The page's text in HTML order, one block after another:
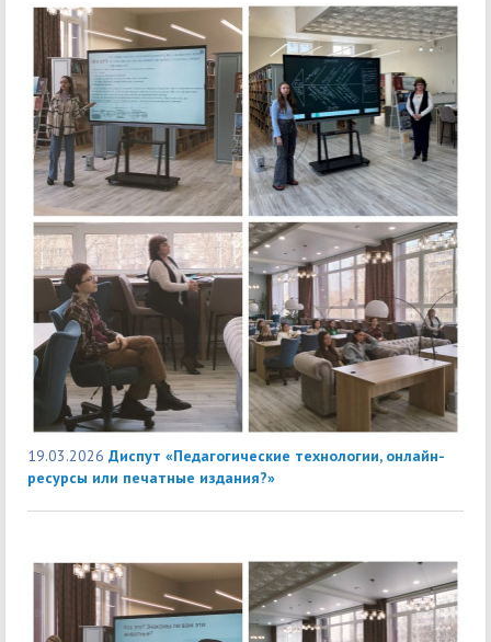
19.03.2026 Диспут «Педагогические технологии, онлайн-
ресурсы или печатные издания?»